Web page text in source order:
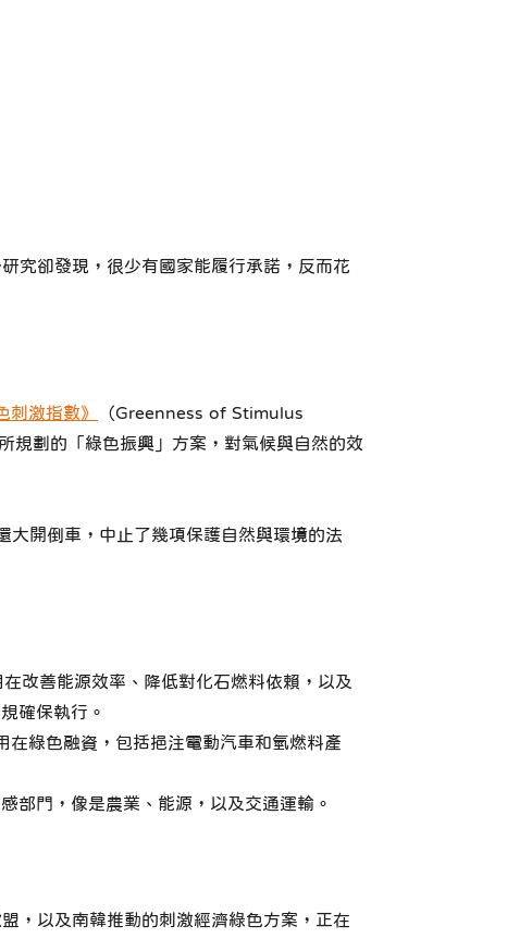
究卻發現，很少有國家能履行承諾，反而花
刺激指數》
（Greenness of Stimulus
規劃的「綠色振興」方案，對氣候與自然的效
大開倒車，中止了幾項保護自然與環境的法
改善能源效率、降低對化石燃料依賴，以及
確保執行。
綠色融資，包括挹注電動汽車和氫燃料產
部門，像是農業、能源，以及交通運輸。
，以及南韓推動的刺激經濟綠色方案，正在